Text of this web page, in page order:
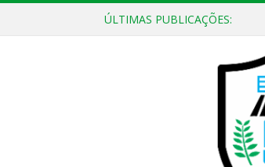
ÚLTIMAS PUBLICAÇÕES: